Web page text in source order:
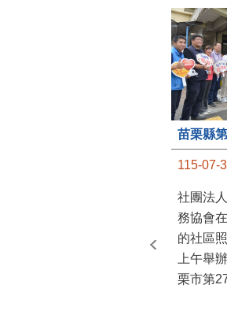
115-07-
社團法
務協會
的社區
上午舉
栗市第